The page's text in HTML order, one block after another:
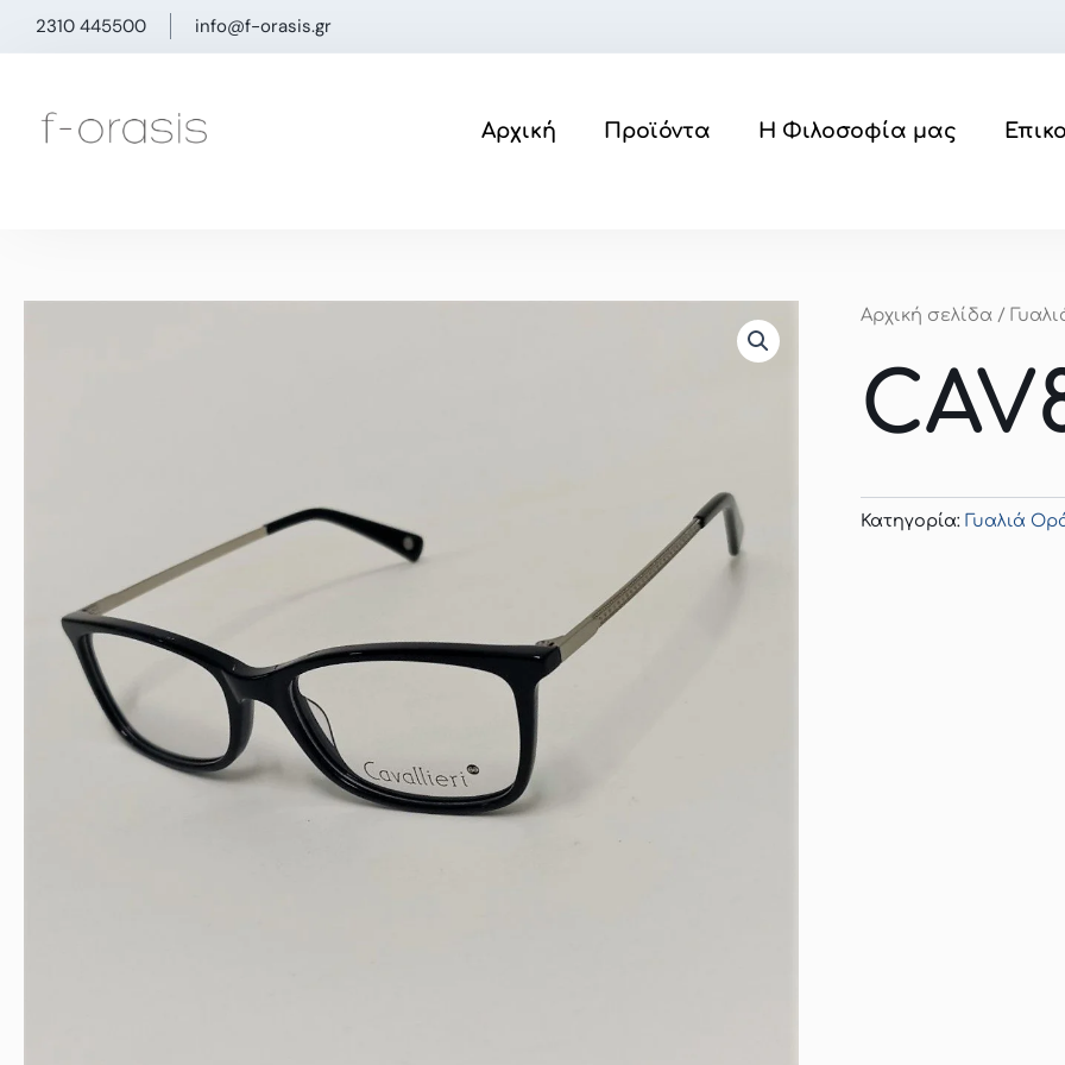
2310 445500 info@f-orasis.gr
Αρχική Προϊόντα Η Φιλοσοφία μας
Αρχική σελίδα /
Κατηγορία: Γυαλιά